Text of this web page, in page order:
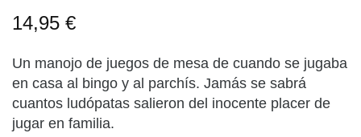
14,95 €
Un manojo de juegos de mesa de cuando se jugaba
en casa al bingo y al parchís. Jamás se sabrá
cuantos ludópatas salieron del inocente placer de
jugar en familia.